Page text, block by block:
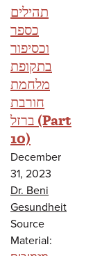
תהילים
כספר
וכסיפור
בתקופת
מלחמת
חורבת
ברזל (Part
10)
December
31, 2023
Dr. Beni
Gesundheit
Source
Material: